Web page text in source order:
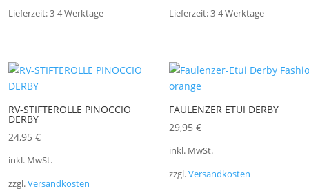
Lieferzeit:3-4 Werktage Lieferzeit:3-4 Werktage
RV-STIFTEROLLE PINOCCIO
DERBY
24,95 €
inkl. MwSt.
zzgl.Versandkosten
FAULENZER ETUI DERBY
29,95 €
inkl. MwSt.
zzgl.Versandkosten